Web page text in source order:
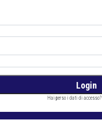
Hai perso i dati di accesso?